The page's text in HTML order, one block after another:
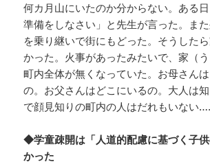
何カ月山にいたのか分からない。ある
準備をしなさい」と先生が言った。ま
を乗り継いで街にもどった。そうした
かった。火事があったみたいで、家（
町内全体が無くなっていた。お母さん
の。お父さんはどこにいるの。大人は
で顔見知りの町内の人はだれもいない
◆学童疎開は「人道的配慮に基づく子
かった